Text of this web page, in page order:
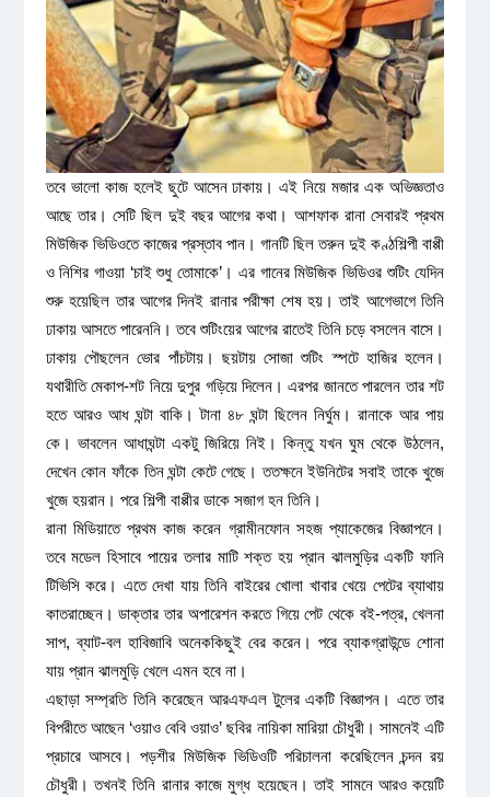
তবে ভালো কাজ হলেই ছুটে আসেন ঢাকায়। এই নিয়ে মজার এক অভিজ্ঞতাও
আছে তার। সেটি ছিল দুই বছর আগের কথা। আশফাক রানা সেবারই প্রথম
মিউজিক ভিডিওতে কাজের প্রস্তাব পান। গানটি ছিল তরুন দুই কণ্ঠশিল্পী বাপ্পী
ও নিশির গাওয়া ‘চাই শুধু তোমাকে’। এর গানের মিউজিক ভিডিওর শুটিং যেদিন
শুরু হয়েছিল তার আগের দিনই রানার পরীক্ষা শেষ হয়। তাই আগেভাগে তিনি
ঢাকায় আসতে পারেননি। তবে শুটিংয়ের আগের রাতেই তিনি চড়ে বসলেন বাসে।
ঢাকায় পৌছলেন ভোর পাঁচটায়। ছয়টায় সোজা শুটিং স্পটে হাজির হলেন।
যথারীতি মেকাপ-শট নিয়ে দুপুর গড়িয়ে দিলেন। এরপর জানতে পারলেন তার শট
হতে আরও আধ ঘন্টা বাকি। টানা ৪৮ ঘন্টা ছিলেন নির্ঘুম। রানাকে আর পায়
কে। ভাবলেন আধাঘন্টা একটু জিরিয়ে নিই। কিন্তু যখন ঘুম থেকে উঠলেন,
দেখেন কোন ফাঁকে তিন ঘন্টা কেটে গেছে। ততক্ষনে ইউনিটের সবাই তাকে খুজে
খুজে হয়রান। পরে শিল্পী বাপ্পীর ডাকে সজাগ হন তিনি।
রানা মিডিয়াতে প্রথম কাজ করেন গ্রামীনফোন সহজ প্যাকেজের বিজ্ঞাপনে।
তবে মডেল হিসাবে পায়ের তলার মাটি শক্ত হয় প্রান ঝালমুড়ির একটি ফানি
টিভিসি করে। এতে দেখা যায় তিনি বাইরের খোলা খাবার খেয়ে পেটের ব্যাথায়
কাতরাচ্ছেন। ডাক্তার তার অপারেশন করতে গিয়ে পেট থেকে বই-পত্র, খেলনা
সাপ, ব্যাট-বল হাবিজাবি অনেককিছুই বের করেন। পরে ব্যাকগ্রাউন্ডে শোনা
যায় প্রান ঝালমুড়ি খেলে এমন হবে না।
এছাড়া সম্প্রতি তিনি করেছেন আরএফএল টুলের একটি বিজ্ঞাপন। এতে তার
বিপরীতে আছেন ‘ওয়াও বেবি ওয়াও’ ছবির নায়িকা মারিয়া চৌধুরী। সামনেই এটি
প্রচারে আসবে। পড়শীর মিউজিক ভিডিওটি পরিচালনা করেছিলেন চন্দন রয়
চৌধুরী। তখনই তিনি রানার কাজে মুগ্ধ হয়েছেন। তাই সামনে আরও কয়েটি